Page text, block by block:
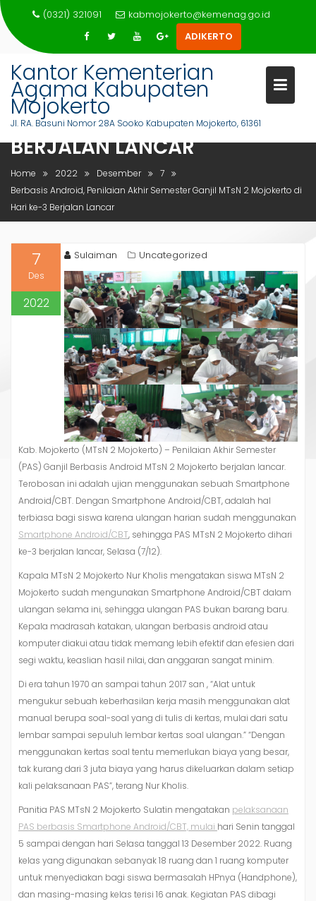
Skip
to
content
(0321) 321091
kabmojokerto@kemenag.go.id
ADIKERTO
Kantor Kementerian
Agama Kabupaten
Mojokerto
Jl. RA. Basuni Nomor 28A Sooko Kabupaten Mojokerto, 61361
BERBASIS ANDROID, PENILAIAN
AKHIR SEMESTER GANJIL MTSN
MOJOKERTO DI HARI KE-3
BERJALAN LANCAR
Home 2022 Desember
7
Berbasis Android, Penilaian Akhir Semester Ganjil MTsN 2 Mojokerto di
Hari ke-3 Berjalan Lancar
7
Des
2022
Sulaiman Uncategorized
Kab. Mojokerto (MTsN 2 Mojokerto) – Penilaian Akhir Semester
(PAS) Ganjil Berbasis Android MTsN 2 Mojokerto berjalan lancar.
Terobosan ini adalah ujian menggunakan sebuah Smartphone
Android/CBT. Dengan Smartphone Android/CBT, adalah hal
terbiasa bagi siswa karena ulangan harian sudah menggunakan
Smartphone Android/CBT, sehingga PAS MTsN 2 Mojokerto dihari
ke-3 berjalan lancar, Selasa (7/12).
Kapala MTsN 2 Mojokerto Nur Kholis mengatakan siswa MTsN 2
Mojokerto sudah mengunakan Smartphone Android/CBT dalam
ulangan selama ini, sehingga ulangan PAS bukan barang baru.
Kepala madrasah katakan, ulangan berbasis android atau
komputer diakui atau tidak memang lebih efektif dan efesien dari
segi waktu, keaslian hasil nilai, dan anggaran sangat minim.
Di era tahun 1970 an sampai tahun 2017 san , “Alat untuk
mengukur sebuah keberhasilan kerja masih menggunakan alat
manual berupa soal-soal yang di tulis di kertas, mulai dari satu
lembar sampai sepuluh lembar kertas soal ulangan.” “Dengan
menggunakan kertas soal tentu memerlukan biaya yang besar,
tak kurang dari 3 juta biaya yang harus dikeluarkan dalam setiap
kali pelaksanaan PAS”, terang Nur Kholis.
Panitia PAS MTsN 2 Mojokerto Sulatin mengatakan pelaksanaan
PAS berbasis Smartphone Android/CBT, mulai hari Senin tanggal
5 sampai dengan hari Selasa tanggal 13 Desember 2022. Ruang
kelas yang digunakan sebanyak 18 ruang dan 1 ruang komputer
untuk menyediakan bagi siswa bermasalah HPnya (Handphone),
dan masing-masing kelas terisi 16 anak. Kegiatan PAS dibagi